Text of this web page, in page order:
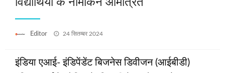
Editor
Posted
24 सितम्बर 2024
इंडिया एआई- इंडिपेंडेंट बिजनेस डिवीजन (आईबीडी)